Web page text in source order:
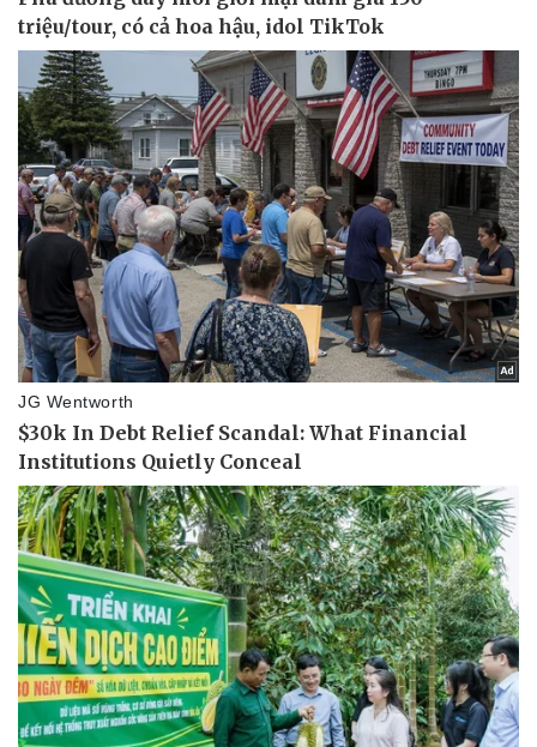
Pháp luật
Vụ án
Tin nóng
Tư vấn luật
Quân sự - Quốc
Vũ khí
Việt Nam
Phân tích